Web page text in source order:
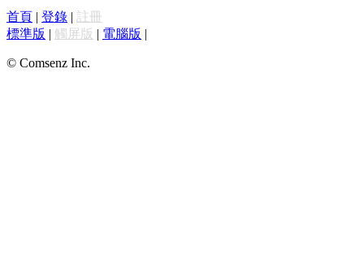
首頁 | 登錄 | 註冊
標準版 | 觸屏版 | 電腦版 |
© Comsenz Inc.